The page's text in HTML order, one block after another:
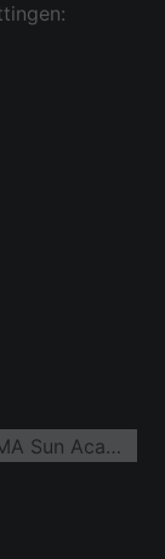
Industriegebiet Hymerring mit WAREMA Sun Academy